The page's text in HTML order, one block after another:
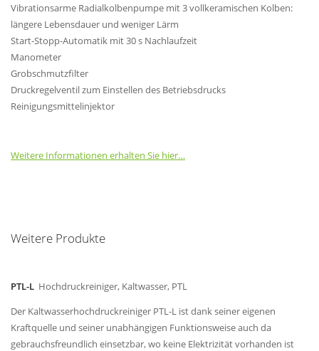
Vibrationsarme Radialkolbenpumpe mit 3 vollkeramischen Kolben:
längere Lebensdauer und weniger Lärm
Start-Stopp-Automatik mit 30 s Nachlaufzeit
Manometer
Grobschmutzfilter
Druckregelventil zum Einstellen des Betriebsdrucks
Reinigungsmittelinjektor
Weitere Informationen erhalten Sie hier…
Weitere Produkte
PTL-L Hochdruckreiniger, Kaltwasser, PTL
Der Kaltwasserhochdruckreiniger PTL-L ist dank seiner eigenen
Kraftquelle und seiner unabhängigen Funktionsweise auch da
gebrauchsfreundlich einsetzbar, wo keine Elektrizität vorhanden ist